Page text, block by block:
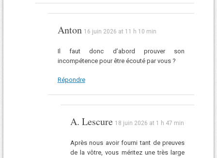
Anton 16 juin 2026 at 11 h 10 min
Il faut donc d’abord prouver son
incompétence pour être écouté par vous ?
Répondre
A. Lescure 18 juin 2026 at 1 h 47 min
Après nous avoir fourni tant de preuves
de la vôtre, vous méritez une très large